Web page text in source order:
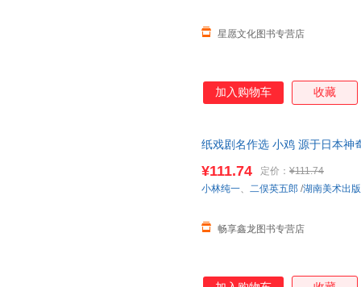
星愿文化图书专营店
加入购物车 收藏
纸戏剧名作选 小鸡 源于日本
在线小当当客服
¥111.74 定价： ¥111.74
畅享鑫龙图书专营店
小林纯一、 二俣英五郎 /湖南美术出